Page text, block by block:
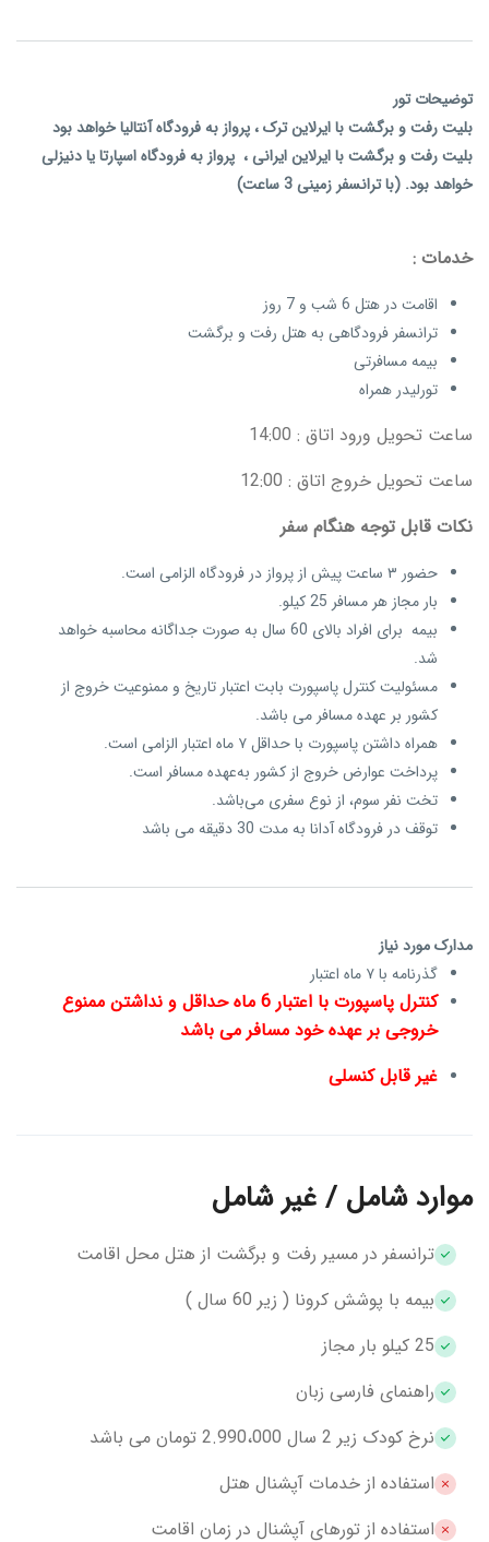
توضیحات تور
بلیت رفت و برگشت با ایرلاین ترک ، پرواز به فرودگاه آنتالیا خواهد بود
بلیت رفت و برگشت با ایرلاین ایرانی ، پرواز به فرودگاه اسپارتا یا دنیزلی
خواهد بود. (با ترانسفر زمینی 3 ساعت)
خدمات :
اقامت در هتل 6 شب و 7 روز
ترانسفر فرودگاهی به هتل رفت و برگشت
بیمه مسافرتی
تورلیدر همراه
ساعت تحویل ورود اتاق : 14:00
ساعت تحویل خروج اتاق : 12:00
نکات قابل توجه هنگام سفر
حضور ۳ ساعت پیش از پرواز در فرودگاه الزامی است.
بار مجاز هر مسافر 25 کیلو.
بیمه برای افراد بالای 60 سال به صورت جداگانه محاسبه خواهد
شد.
مسئولیت کنترل پاسپورت بابت اعتبار تاریخ و ممنوعیت خروج از
کشور بر عهده مسافر می باشد.
همراه داشتن پاسپورت با حداقل ۷ ماه اعتبار الزامی است.
پرداخت عوارض خروج از کشور به‌عهده مسافر است.
تخت نفر سوم، از نوع سفری می‌باشد.
توقف در فرودگاه آدانا به مدت 30 دقیقه می باشد
مدارک مورد نیاز
گذرنامه با ۷ ماه اعتبار
کنترل پاسپورت با اعتبار 6 ماه حداقل و نداشتن ممنوع
خروجی بر عهده خود مسافر می باشد
غیر قابل کنسلی
موارد شامل / غیر شامل
ترانسفر در مسیر رفت و برگشت از هتل محل اقامت
بیمه با پوشش کرونا ( زیر 60 سال )
25 کیلو بار مجاز
راهنمای فارسی زبان
نرخ کودک زیر 2 سال 2.990،000 تومان می باشد
استفاده از خدمات آپشنال هتل
استفاده از تورهای آپشنال در زمان اقامت